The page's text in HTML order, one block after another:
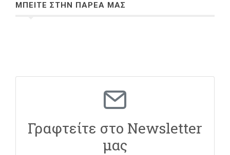
ΜΠΕΙΤΕ ΣΤΗΝ ΠΑΡΕΑ ΜΑΣ
Γραφτείτε στο Newsletter
μας